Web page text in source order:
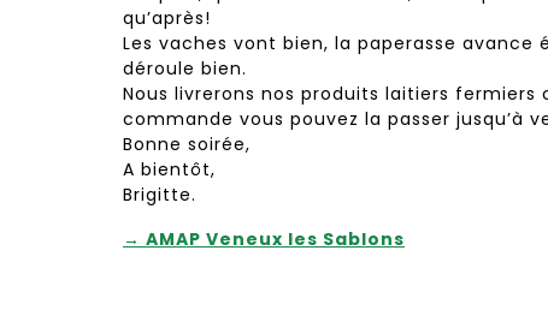
qu’après!
Les vaches vont bien, la paperasse
déroule bien.
Nous livrerons nos produits laitiers fermiers
commande vous pouvez la passer jusqu’à
Bonne soirée,
A bientôt,
Brigitte.
→ AMAP Veneux les Sablons